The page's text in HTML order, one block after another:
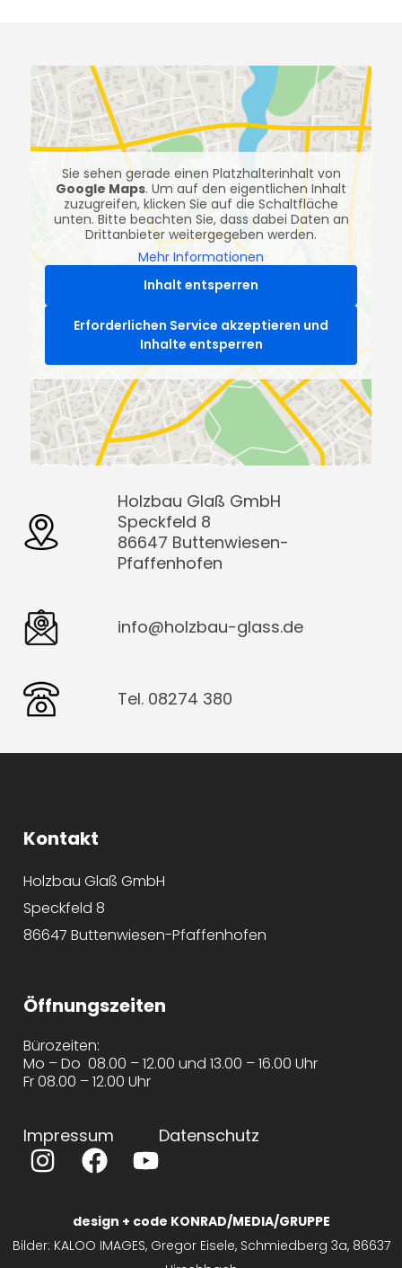
Sie sehen gerade einen Platzhalterinhalt von
Google Maps. Um auf den eigentlichen Inhalt
zuzugreifen, klicken Sie auf die Schaltfläche
unten. Bitte beachten Sie, dass dabei Daten an
Drittanbieter weitergegeben werden.
Mehr Informationen
Inhalt entsperren
Erforderlichen Service akzeptieren und
Inhalte entsperren
Holzbau Glaß GmbH
Speckfeld 8
86647 Buttenwiesen-
Pfaffenhofen
info@holzbau-glass.de
Tel. 08274 380
Kontakt
Holzbau Glaß GmbH
Speckfeld 8
86647 Buttenwiesen-Pfaffenhofen
Öffnungszeiten
Bürozeiten:
Mo – Do 08.00 – 12.00 und 13.00 – 16.00 Uhr
Fr 08.00 – 12.00 Uhr
Impressum Datenschutz
design + code KONRAD/MEDIA/GRUPPE
Bilder: KALOO IMAGES, Gregor Eisele, Schmiedberg 3a, 86637